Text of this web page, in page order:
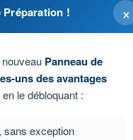
×
Préparation !
Panneau de
uns des avantages
le débloquant :
sans exception